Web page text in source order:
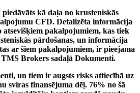
kā daļa no krusteniskās
CFD. Detalizēta informācija
pakalpojumiem, kas tiek
pārdošanas, un informācija
ar šiem pakalpojumiem, ir pieejama
Brokers sadaļā Dokumenti.
un tiem ir augsts risks attiecībā uz
sviras finansējuma dēļ. 76% no šā